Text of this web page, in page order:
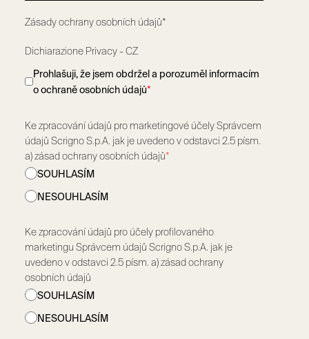
Zásady ochrany osobních údajů*
Dichiarazione Privacy - CZ
Prohlašuji, že jsem obdržel a porozuměl informacím
o ochraně osobních údajů*
Ke zpracování údajů pro marketingové účely Správcem
údajů Scrigno S.p.A. jak je uvedeno v odstavci 2.5 písm.
a) zásad ochrany osobních údajů*
SOUHLASÍM
NESOUHLASÍM
Ke zpracování údajů pro účely profilovaného
marketingu Správcem údajů Scrigno S.p.A. jak je
uvedeno v odstavci 2.5 písm. a) zásad ochrany
osobních údajů
SOUHLASÍM
NESOUHLASÍM